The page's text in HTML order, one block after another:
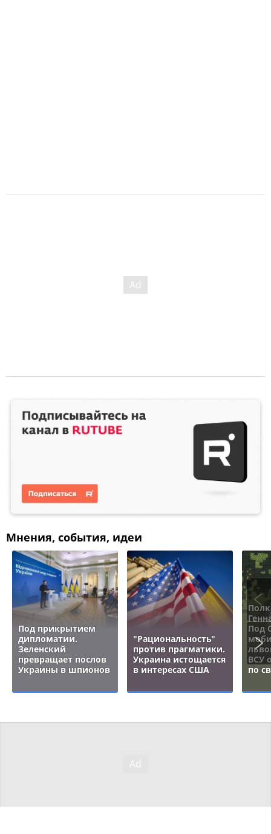
Мнения, события, идеи
Под прикрытием
дипломатии.
Зеленский
превращает послов
Украины в шпионов
"Рациональность"
против прагматики.
Украина истощается
в интересах США
Под
ВСУ
по